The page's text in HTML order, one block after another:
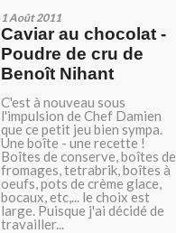
1 Août 2011
Caviar au chocolat -
Poudre de cru de
Benoît Nihant
C'est à nouveau sous
l'impulsion de Chef Damien
que ce petit jeu bien sympa.
Une boîte - une recette !
Boîtes de conserve, boîtes de
fromages, tetrabrik, boîtes à
oeufs, pots de crème glace,
bocaux, etc,... le choix est
large. Puisque j'ai décidé de
travailler...